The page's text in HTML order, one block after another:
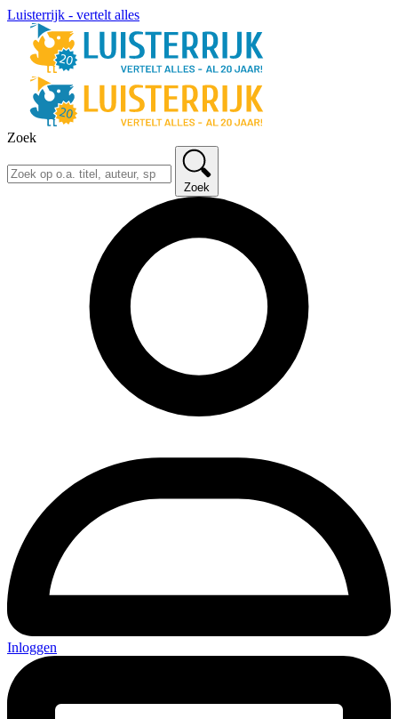
Luisterrijk - vertelt alles
Zoek
Zoek
Inloggen